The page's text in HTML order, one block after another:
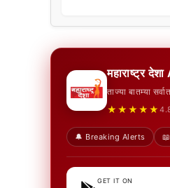
महाराष्ट्र
ताज्या बातम्या
★★★★★
🔔 Breaking Alerts
GET IT ON